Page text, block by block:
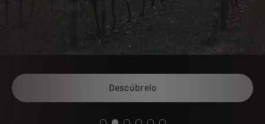
Descúbrelo